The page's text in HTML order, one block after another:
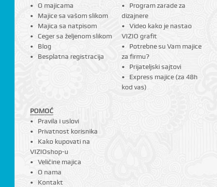
O majicama
Majice sa vašom slikom
Majica sa natpisom
Ceger sa željenom slikom
Blog
Besplatna registracija
Program zarade za
dizajnere
Video kako je nastao
VIZIO grafit
Potrebne su Vam majice
za firmu?
Prijateljski sajtovi
Express majice (za 48h
kod vas)
POMOĆ
Pravila i uslovi
Privatnost korisnika
Kako kupovati na
VIZIOshop-u
Veličine majica
O nama
Kontakt